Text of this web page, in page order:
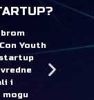
Youth
i